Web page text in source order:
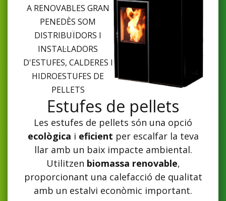
A RENOVABLES GRAN
PENEDÈS SOM
DISTRIBUÏDORS I
INSTAL·LADORS
D'ESTUFES, CALDERES I
HIDROESTUFES DE
PELLETS
Estufes de pellets
Les estufes de pellets són una opció
ecològica i eficient per escalfar la teva
llar amb un baix impacte ambiental.
Utilitzen biomassa renovable,
proporcionant una calefacció de qualitat
amb un estalvi econòmic important.